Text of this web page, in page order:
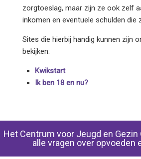
zorgtoeslag, maar zijn ze ook zelf
inkomen en eventuele schulden die
Sites die hierbij handig kunnen zijn
bekijken:
Kwikstart
Ik ben 18 en nu?
Het Centrum voor Jeugd en
alle vragen over opvoeden